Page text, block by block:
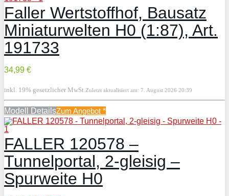
Faller Wertstoffhof, Bausatz
Miniaturwelten H0 (1:87), Art.
191733
34,99 €
inkl. 19% gesetzlicher MwSt.Zuletzt aktualisiert am: 7. August 2026 20:39
Modell DetailsZum Angebot *
FALLER 120578 –
Tunnelportal, 2-gleisig –
Spurweite H0